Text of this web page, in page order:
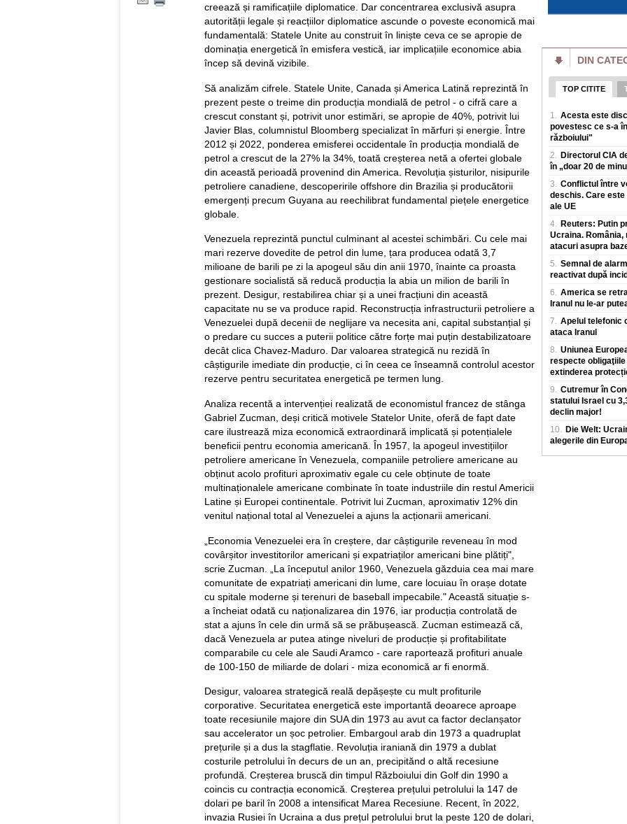
creează și ramificațiile diplomatice. Dar concentrarea exclusivă asupra
autorității legale și reacțiilor diplomatice ascunde o poveste economică mai
fundamentală: Statele Unite au construit în liniște ceva ce se apropie de
dominația energetică în emisfera vestică, iar implicațiile economice abia
încep să devină vizibile.
Să analizăm cifrele. Statele Unite, Canada și America Latină reprezintă în
prezent peste o treime din producția mondială de petrol - o cifră care a
crescut constant și, potrivit unor estimări, se apropie de 40%, potrivit lui
Javier Blas, columnistul Bloomberg specializat în mărfuri și energie. Între
2012 și 2022, ponderea emisferei occidentale în producția mondială de
petrol a crescut de la 27% la 34%, toată creșterea netă a ofertei globale
din această perioadă provenind din America. Revoluția șisturilor, nisipurile
petroliere canadiene, descoperirile offshore din Brazilia și producătorii
emergenți precum Guyana au reechilibrat fundamental piețele energetice
globale.
Venezuela reprezintă punctul culminant al acestei schimbări. Cu cele mai
mari rezerve dovedite de petrol din lume, țara producea odată 3,7
milioane de barili pe zi la apogeul său din anii 1970, înainte ca proasta
gestionare socialistă să reducă producția la abia un milion de barili în
prezent. Desigur, restabilirea chiar și a unei fracțiuni din această
capacitate nu se va produce rapid. Reconstrucția infrastructurii petroliere a
Venezuelei după decenii de neglijare va necesita ani, capital substanțial și
o predare cu succes a puterii politice către forțe mai puțin destabilizatoare
decât clica Chavez-Maduro. Dar valoarea strategică nu rezidă în
câștigurile imediate din producție, ci în ceea ce înseamnă controlul acestor
rezerve pentru securitatea energetică pe termen lung.
Analiza recentă a intervenției realizată de economistul francez de stânga
Gabriel Zucman, deși critică motivele Statelor Unite, oferă de fapt date
care ilustrează miza economică extraordinară implicată și potențialele
beneficii pentru economia americană. În 1957, la apogeul investițiilor
petroliere americane în Venezuela, companiile petroliere americane au
obținut acolo profituri aproximativ egale cu cele obținute de toate
multinaționalele americane combinate în toate industriile din restul Americii
Latine și Europei continentale. Potrivit lui Zucman, aproximativ 12% din
venitul național total al Venezuelei a ajuns la acționarii americani.
„Economia Venezuelei era în creștere, dar câștigurile reveneau în mod
covârșitor investitorilor americani și expatriaților americani bine plătiți",
scrie Zucman. „La începutul anilor 1960, Venezuela găzduia cea mai mare
comunitate de expatriați americani din lume, care locuiau în orașe dotate
cu spitale moderne și terenuri de baseball impecabile." Această situație s-
a încheiat odată cu naționalizarea din 1976, iar producția controlată de
stat a ajuns în cele din urmă să se prăbușească. Zucman estimează că,
dacă Venezuela ar putea atinge niveluri de producție și profitabilitate
comparabile cu cele ale Saudi Aramco - care raportează profituri anuale
de 100-150 de miliarde de dolari - miza economică ar fi enormă.
Desigur, valoarea strategică reală depășește cu mult profiturile
corporative. Securitatea energetică este importantă deoarece aproape
toate recesiunile majore din SUA din 1973 au avut ca factor declanșator
sau accelerator un șoc petrolier. Embargoul arab din 1973 a quadruplat
prețurile și a dus la stagflatie. Revoluția iraniană din 1979 a dublat
costurile petrolului în decurs de un an, precipitănd o altă recesiune
profundă. Creșterea bruscă din timpul Războiului din Golf din 1990 a
coincis cu contracția economică. Creșterea prețului petrolului la 147 de
dolari pe baril în 2008 a intensificat Marea Recesiune. Recent, în 2022,
invazia Rusiei în Ucraina a dus prețul petrolului brut la peste 120 de dolari,
Atacurile SUA
crizei de muniție.
apararii Pete
muniție cu care s-
Cornel Dinu e în
pierde 3.500 de
Scandalul dintre
istoria lui Dinamo,
produca efecte.
Cât timp
de unu care
de deplasare se
Un studiu facut
Minnesota, care a
care parcurge in
DIN
TOP CITITE
1. Acesta este
povestesc ce s-a
războiului"
2. Directorul CIA
în „doar 20 de
3. Conflictul între
deschis. Care
ale UE
4. Reuters: Putin
Ucraina.
atacuri asupra
5. Semnal de
reactivat după
6. America se
Iranul nu le-ar
7. Apelul telefonic
ataca Iranul
8. Uniunea
respecte
extinderea
9. Cutremur în
statului Israel cu
declin major!
10. Die Welt:
alegerile din